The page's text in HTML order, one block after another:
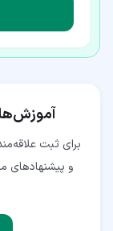
برای ثبت
و پیشنهادهای